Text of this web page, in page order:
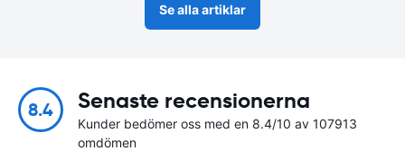
Se alla artiklar
8.4 Senaste recensionerna
Kunder bedömer oss med en 8.4/10 av 107913
omdömen